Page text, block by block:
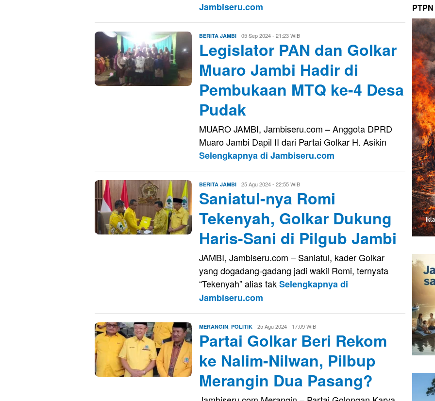
Jambiseru.com
BERITA JAMBI Evo
Kusnady
05 Sep 2024 - 21:23 WIB
Legislator PAN dan Golkar
Muaro Jambi Hadir di
Pembukaan MTQ ke-4 Desa
Pudak
MUARO JAMBI, Jambiseru.com – Anggota DPRD
Muaro Jambi Dapil II dari Partai Golkar H. Asikin
Selengkapnya di Jambiseru.com
BERITA JAMBI Evo
Kusnady
25 Agu 2024 - 22:55 WIB
Saniatul-nya Romi
Tekenyah, Golkar Dukung
Haris-Sani di Pilgub Jambi
JAMBI, Jambiseru.com – Saniatul, kader Golkar
yang dogadang-gadang jadi wakil Romi, ternyata
“Tekenyah” alias takSelengkapnya di
Jambiseru.com
MERANGIN POLITIK Edo
Guntara
25 Agu 2024 - 17:09 WIB
Partai Golkar Beri Rekom
ke Nalim-Nilwan, Pilbup
Merangin Dua Pasang?